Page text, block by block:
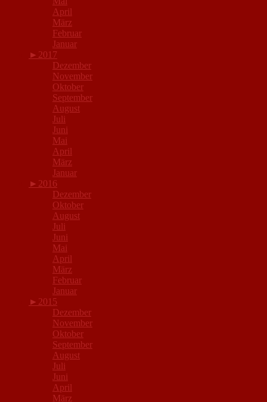
April
März
Februar
Januar
► 2017
Dezember
November
Oktober
September
August
Juli
Juni
Mai
April
März
Januar
► 2016
Dezember
Oktober
August
Juli
Juni
Mai
April
März
Februar
Januar
► 2015
Dezember
November
Oktober
September
August
Juli
Juni
April
März